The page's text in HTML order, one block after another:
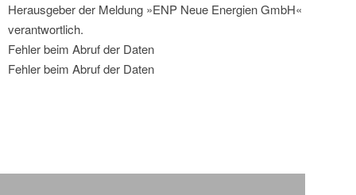
Herausgeber der Meldung »ENP Neue Energien GmbH«
verantwortlich.
Fehler beim Abruf der Daten
Fehler beim Abruf der Daten